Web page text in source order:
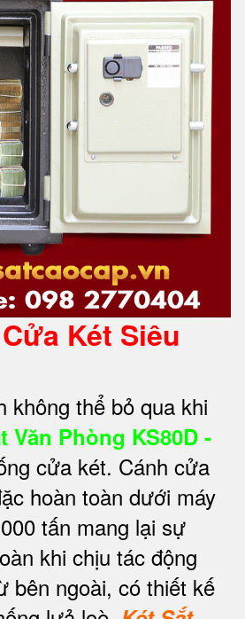
Két Siêu
không thể bỏ qua khi
Văn Phòng KS80D -
cửa két. Cánh cửa
hoàn toàn dưới máy
tấn mang lại sự
khi chịu tác động
bên ngoài, có thiết kế